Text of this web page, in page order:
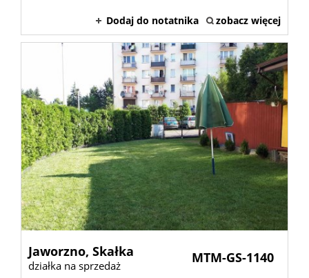
Dodaj do notatnika zobacz więcej
Jaworzno, Skałka
działka na sprzedaż MTM-GS-1140